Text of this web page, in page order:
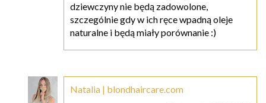
dziewczyny nie będą zadowolone,
szczególnie gdy w ich ręce wpadną oleje
naturalne i będą miały porównanie :)
Natalia | blondhaircare.com